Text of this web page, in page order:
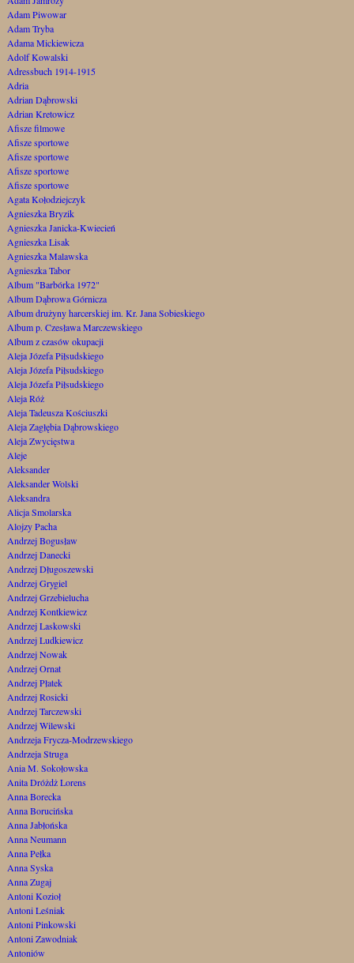
Adam Piwowar
Adam Tryba
Adama Mickiewicza
Adolf Kowalski
Adressbuch 1914-1915
Adria
Adrian Dąbrowski
Adrian Kretowicz
Afisze filmowe
Afisze sportowe
Afisze sportowe
Afisze sportowe
Afisze sportowe
Agata Kołodziejczyk
Agnieszka Bryzik
Agnieszka Janicka-Kwiecień
Agnieszka Lisak
Agnieszka Malawska
Agnieszka Tabor
Album "Barbórka 1972"
Album Dąbrowa Górnicza
Album drużyny harcerskiej im. Kr. Jana Sobieskiego
Album p. Czesława Marczewskiego
Album z czasów okupacji
Aleja Józefa Piłsudskiego
Aleja Józefa Piłsudskiego
Aleja Józefa Piłsudskiego
Aleja Róż
Aleja Tadeusza Kościuszki
Aleja Zagłębia Dąbrowskiego
Aleja Zwycięstwa
Aleje
Aleksander
Aleksander Wolski
Aleksandra
Alicja Smolarska
Alojzy Pacha
Andrzej Bogusław
Andrzej Danecki
Andrzej Długoszewski
Andrzej Grygiel
Andrzej Grzebielucha
Andrzej Kontkiewicz
Andrzej Laskowski
Andrzej Ludkiewicz
Andrzej Nowak
Andrzej Ornat
Andrzej Płatek
Andrzej Rosicki
Andrzej Tarczewski
Andrzej Wilewski
Andrzeja Frycza-Modrzewskiego
Andrzeja Struga
Ania M. Sokołowska
Anita Dróżdż Lorens
Anna Borecka
Anna Borucińska
Anna Jabłońska
Anna Neumann
Anna Pełka
Anna Syska
Anna Zugaj
Antoni Kozioł
Antoni Leśniak
Antoni Pinkowski
Antoni Zawodniak
Antoniów